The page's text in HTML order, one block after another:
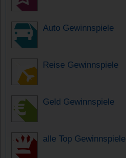
Auto Gewinnspiele
Reise Gewinnspiele
Geld Gewinnspiele
alle Top Gewinnspiele